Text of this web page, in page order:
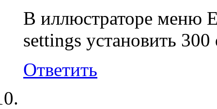
В иллюстраторе меню
settings установить
Ответить